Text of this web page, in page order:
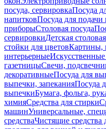
посуда, сервировкаПосуда
напитковПосуда для подачи
приборыСтоловая посуда
сервировкиДетская
стойки для цветовКартины,
интерьерные
газетницыСвечи,
декоративныеПосуда для
выпечки, запеканияПосуда
выпечкиБумага, фольга,
химияСредства для стирки
машинУниверсальные,
средстваЧистящие средства